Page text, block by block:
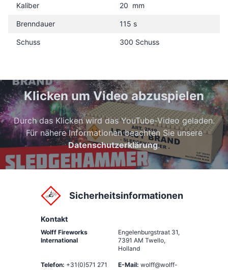
Kaliber 20 mm
Brenndauer 115 s
Schuss 300 Schuss
Klicken um Video abzuspielen
Durch das Klicken wird das YouTube-Video geladen.
Für nähere Informationen beachten Sie unsere
Datenschutzerklärung.
Sicherheitsinformationen
Kontakt
Wolff Fireworks
International
Engelenburgstraat 31,
7391 AM Twello,
Holland
Telefon: +31(0)571 271
E-Mail: wolff@wolff-